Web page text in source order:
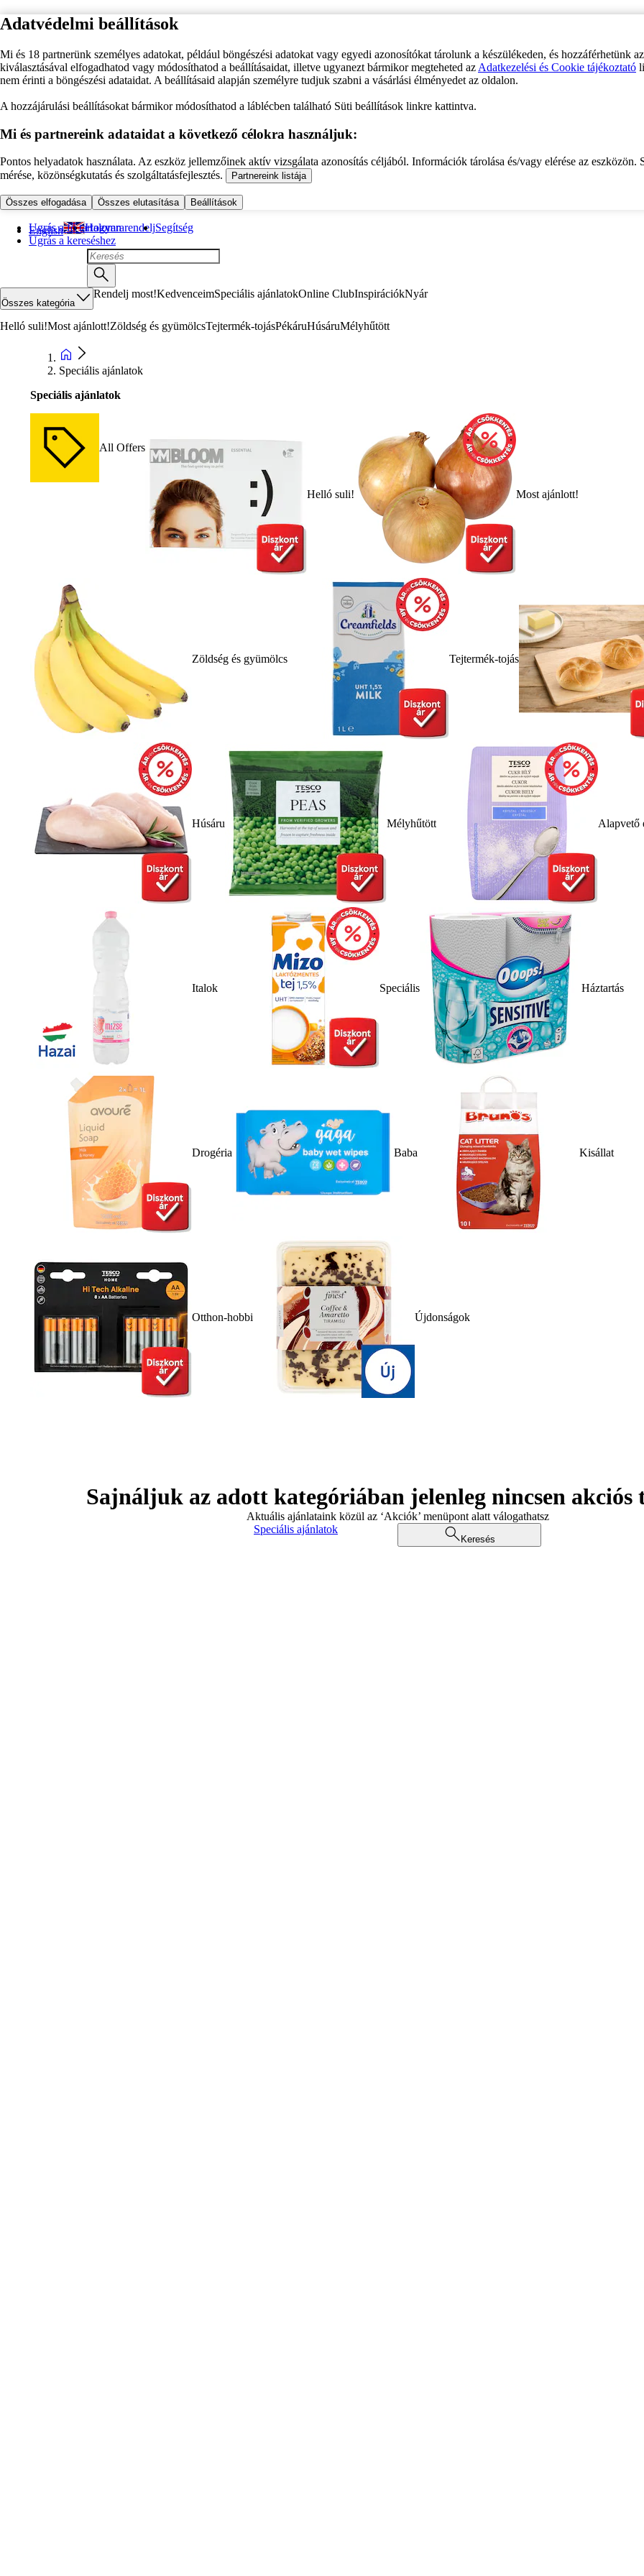
Adatvédelmi beállítások
Mi és 18 partnerünk személyes adatokat, például böngészési adatokat vagy egyedi azonosítókat tárolunk a készülékeden, és hozzáférhetünk
kiválasztásával elfogadhatod vagy módosíthatod a beállításaidat, illetve ugyanezt bármikor megteheted az Adatkezelési és Cookie tájékoztató
nem érinti a böngészési adataidat. A beállításaid alapján személyre tudjuk szabni a vásárlási élményedet az oldalon.
A hozzájárulási beállításokat bármikor módosíthatod a láblécben található Süti beállítások linkre kattintva.
Mi és partnereink adataidat a következő célokra használjuk:
Pontos helyadatok használata. Az eszköz jellemzőinek aktív vizsgálata azonosítás céljából. Információk tárolása és/vagy elérése az eszközön.
mérése, közönségkutatás és szolgáltatásfejlesztés.
Partnereink listája
Összes elfogadása Összes elutasítása Beállítások
Ugrás a fő tartalomra
Ugrás a kereséshez
English Hogyan rendeljSegítség
Összes kategória
Rendelj most!KedvenceimSpeciális ajánlatokOnline ClubInspirációkNyár
Helló suli!Most ajánlott!Zöldség és gyümölcsTejtermék-tojásPékáruHúsáruMélyhűtött
Speciális ajánlatok
Speciális ajánlatok
All Offers
Helló suli! Most ajánlott!
Zöldség és gyümölcs Tejtermék-tojás
Húsáru Mélyhűtött Alapvető
Italok Speciális Háztartás
Drogéria Baba Kisállat
Otthon-hobbi Újdonságok
Sajnáljuk az adott kategóriában jelenleg nincsen akciós
Aktuális ajánlataink közül az ‘Akciók’ menüpont alatt válogathatsz
Speciális ajánlatok
Keresés